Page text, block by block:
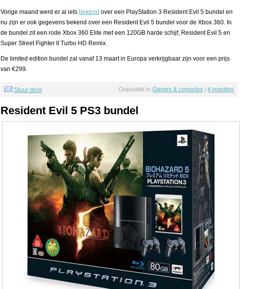
Vorige maand werd er al iets bekend over een PlayStation 3 Resident Evil 5 bundel en
nu zijn er ook gegevens bekend over een Resident Evil 5 bundel voor de Xbox 360. In
de bundel zit een rode Xbox 360 Elite met een 120GB harde schijf, Resident Evil 5 en
Super Street Fighter II Turbo HD Remix.
De limited edition bundel zal vanaf 13 maart in Europa verkrijgbaar zijn voor een prijs
van €299.
Stuur door Geplaatst in Games & consoles 4 reacties
Resident Evil 5 PS3 bundel